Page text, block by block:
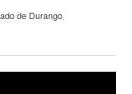
de Durango,